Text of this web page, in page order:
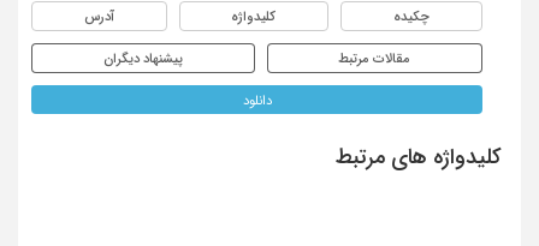
چکیده کلیدواژه آدرس
مقالات مرتبط پیشنهاد دیگران
دانلود
کلیدواژه های مرتبط